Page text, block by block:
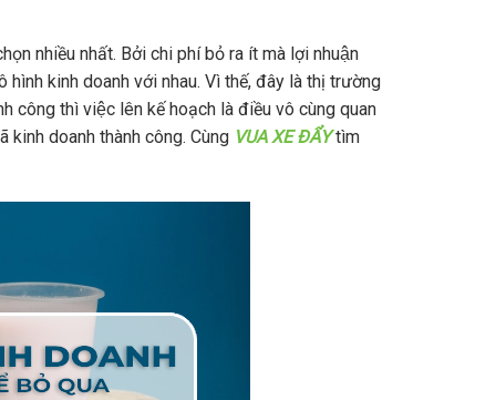
nhiều nhất. Bởi chi phí bỏ ra ít mà lợi nhuận
kinh doanh với nhau. Vì thế, đây là thị trường
công thì việc lên kế hoạch là điều vô cùng quan
doanh thành công. Cùng VUA XE ĐẨYtìm